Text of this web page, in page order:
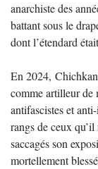
anarchiste des
battant sous le
dont l’étendard
En 2024,
comme artilleur de
antifascistes et
rangs de ceux
saccagés son
mortellement